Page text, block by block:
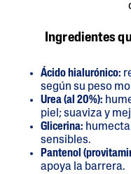
Ingredientes
Ácido hialurónico:
según su peso
Urea (al 20%):
piel; suaviza y
Glicerina:
sensibles.
Pantenol
apoya la barrera.